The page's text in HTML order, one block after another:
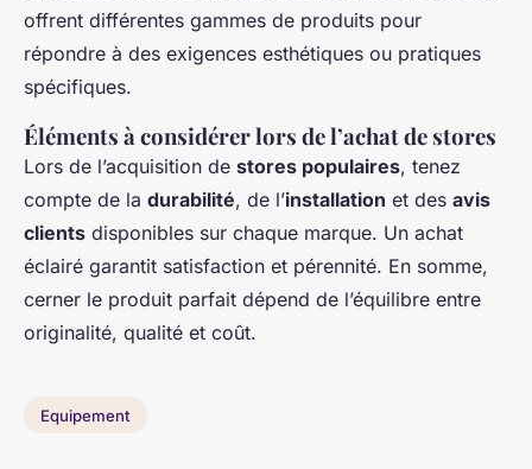
offrent différentes gammes de produits pour
répondre à des exigences esthétiques ou pratiques
spécifiques.
Éléments à considérer lors de l’achat de stores
Lors de l’acquisition de stores populaires, tenez
compte de la durabilité, de l’installation et des avis
clients disponibles sur chaque marque. Un achat
éclairé garantit satisfaction et pérennité. En somme,
cerner le produit parfait dépend de l’équilibre entre
originalité, qualité et coût.
Equipement